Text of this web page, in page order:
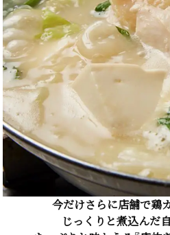
今だけさらに店舗で鶏
じっくりと煮込んだ